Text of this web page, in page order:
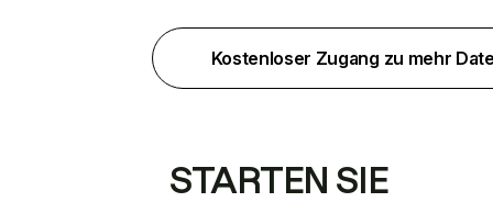
Kostenloser Zugang zu mehr
STARTEN SIE